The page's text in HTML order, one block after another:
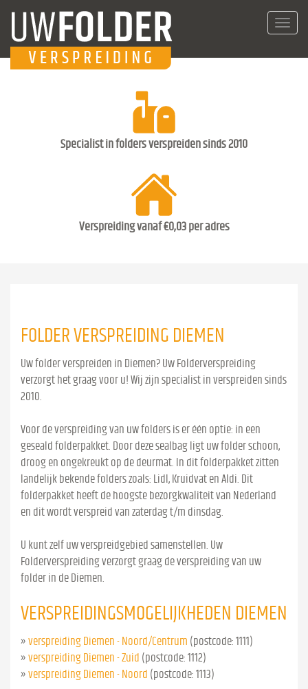
Specialist in folders verspreiden sinds 2010
Verspreiding vanaf €0,03 per adres
FOLDER VERSPREIDING DIEMEN
Uw folder verspreiden in Diemen? Uw Folderverspreiding
verzorgt het graag voor u! Wij zijn specialist in verspreiden sinds
2010.
Voor de verspreiding van uw folders is er één optie: in een
geseald folderpakket. Door deze sealbag ligt uw folder schoon,
droog en ongekreukt op de deurmat. In dit folderpakket zitten
landelijk bekende folders zoals: Lidl, Kruidvat en Aldi. Dit
folderpakket heeft de hoogste bezorgkwaliteit van Nederland
en dit wordt verspreid van zaterdag t/m dinsdag.
U kunt zelf uw verspreidgebied samenstellen. Uw
Folderverspreiding verzorgt graag de verspreiding van uw
folder in de Diemen.
VERSPREIDINGSMOGELIJKHEDEN DIEMEN
» verspreiding Diemen - Noord/Centrum (postcode: 1111)
» verspreiding Diemen - Zuid (postcode: 1112)
» verspreiding Diemen - Noord (postcode: 1113)